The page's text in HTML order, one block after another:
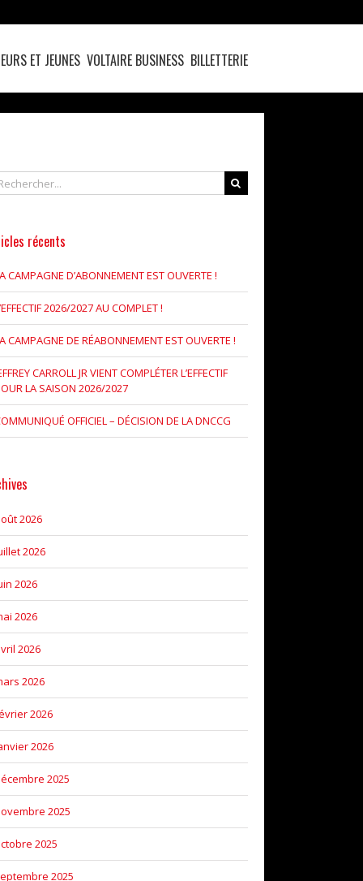
ET JEUNES VOLTAIRE BUSINESS BILLETTERIE
récents
CAMPAGNE D’ABONNEMENT EST OUVERTE !
2026/2027 AU COMPLET !
CAMPAGNE DE RÉABONNEMENT EST OUVERTE !
CARROLL JR VIENT COMPLÉTER L’EFFECTIF
LA SAISON 2026/2027
OFFICIEL – DÉCISION DE LA DNCCG
2026
2026
2026
2026
2026
2026
2026
2026
2025
2025
2025
2025